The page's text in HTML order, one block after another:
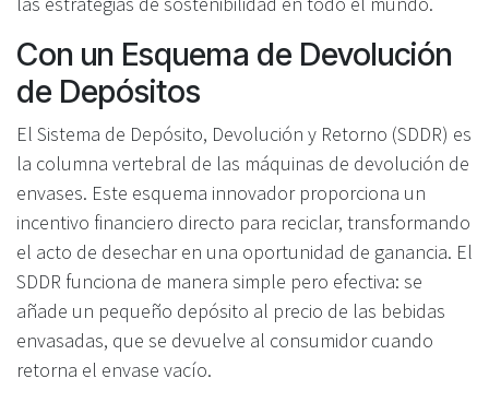
Con un Esquema de Devolución
de Depósitos
El Sistema de Depósito, Devolución y Retorno (SDDR) es
la columna vertebral de las máquinas de devolución de
envases. Este esquema innovador proporciona un
incentivo financiero directo para reciclar, transformando
el acto de desechar en una oportunidad de ganancia. El
SDDR funciona de manera simple pero efectiva: se
añade un pequeño depósito al precio de las bebidas
envasadas, que se devuelve al consumidor cuando
retorna el envase vacío.